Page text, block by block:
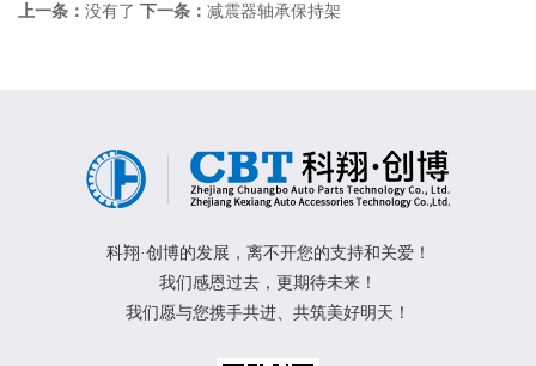
上一条： 没有了 下一条： 减震器轴承保持架
科翔·创博的发展，离不开您的支持和关爱！
我们感恩过去，更期待未来！
我们愿与您携手共进、共筑美好明天！